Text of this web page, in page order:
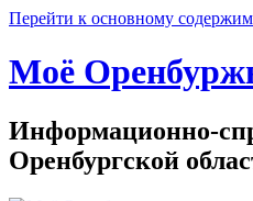
Перейти к основному
Моё
Информационно-
Оренбургской